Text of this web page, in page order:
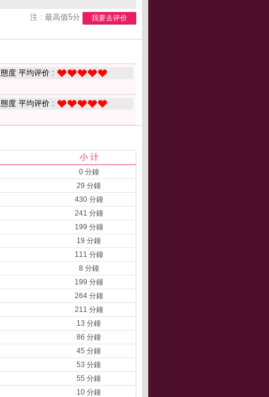
注 : 最高值5分 我要去评价
態度 平均评价 :
態度 平均评价 :
小 计
0 分鐘
29 分鐘
430 分鐘
241 分鐘
199 分鐘
19 分鐘
111 分鐘
8 分鐘
199 分鐘
264 分鐘
211 分鐘
13 分鐘
86 分鐘
45 分鐘
53 分鐘
55 分鐘
10 分鐘